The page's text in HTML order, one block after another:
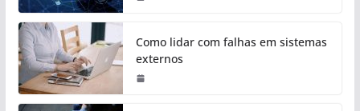
Como lidar com falhas em sistemas
externos